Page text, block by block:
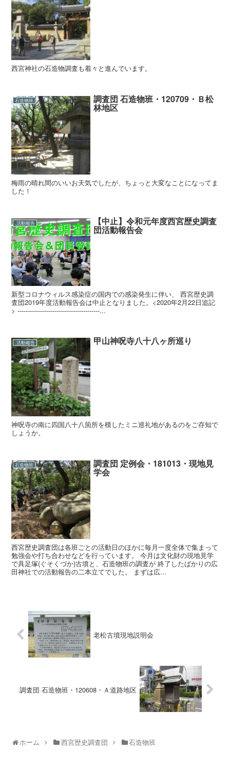
西宮神社の石造物調査も着々と進んでいます。
石造物班 調査団 石造物班・120709・Ｂ松
林地区
梅雨の晴れ間のいいお天気でしたが、ちょっと大変なことになってま
した！
.活動報告 【中止】令和元年度西宮歴史調査
団活動報告会
新型コロナウィルス感染症の国内での感染発生に伴い、 西宮歴史調
査団2019年度活動報告会は中止となりました。<2020年2月22日追記
> ----------------------------------------...
.活動報告 甲山神呪寺八十八ヶ所巡り
神呪寺の南に四国八十八箇所を模したミニ巡礼地があるのをご存知で
しょうか。
石造物班 調査団 定例会・181013・現地見
学会
西宮歴史調査団は各班ごとの活動日のほかに毎月一度全体で集まって
勉強会や打ち合わせなどを行っています。 今月は文化財の現地見学
で具足塚(ぐそくづか)古墳と、石造物班の調査が 終了したばかりの広
田神社での活動報告の二本立てでした。 まずは広...
老松古墳現地説明会
調査団 石造物班・120608・Ａ道路地区
ホーム 西宮歴史調査団 石造物班